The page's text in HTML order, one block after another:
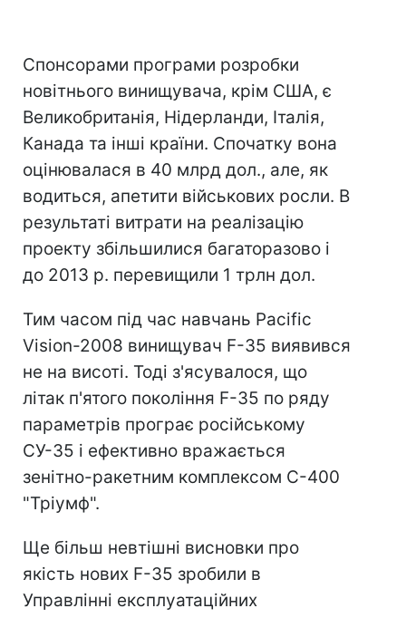
Спонсорами програми розробки
новітнього винищувача, крім США, є
Великобританія, Нідерланди, Італія,
Канада та інші країни. Спочатку вона
оцінювалася в 40 млрд дол., але, як
водиться, апетити військових росли. В
результаті витрати на реалізацію
проекту збільшилися багаторазово і
до 2013 р. перевищили 1 трлн дол.
Тим часом під час навчань Pacific
Vision-2008 винищувач F-35 виявився
не на висоті. Тоді з'ясувалося, що
літак п'ятого покоління F-35 по ряду
параметрів програє російському
СУ-35 і ефективно вражається
зенітно-ракетним комплексом С-400
"Тріумф".
Ще більш невтішні висновки про
якість нових F-35 зробили в
Управлінні експлуатаційних